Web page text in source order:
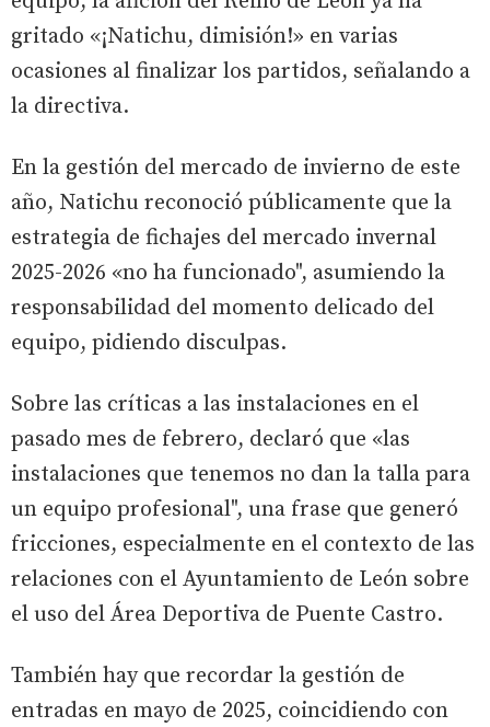
gritado «¡Natichu, dimisión!» en varias
ocasiones al finalizar los partidos, señalando a
la directiva.
En la gestión del mercado de invierno de este
año, Natichu reconoció públicamente que la
estrategia de fichajes del mercado invernal
2025-2026 «no ha funcionado", asumiendo la
responsabilidad del momento delicado del
equipo, pidiendo disculpas.
Sobre las críticas a las instalaciones en el
pasado mes de febrero, declaró que «las
instalaciones que tenemos no dan la talla para
un equipo profesional", una frase que generó
fricciones, especialmente en el contexto de las
relaciones con el Ayuntamiento de León sobre
el uso del Área Deportiva de Puente Castro.
También hay que recordar la gestión de
entradas en mayo de 2025, coincidiendo con